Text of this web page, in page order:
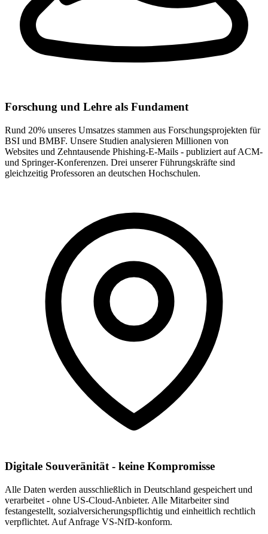
Forschung und Lehre als Fundament
Rund 20% unseres Umsatzes stammen aus Forschungsprojekten für
BSI und BMBF. Unsere Studien analysieren Millionen von
Websites und Zehntausende Phishing-E-Mails - publiziert auf ACM-
und Springer-Konferenzen. Drei unserer Führungskräfte sind
gleichzeitig Professoren an deutschen Hochschulen.
Digitale Souveränität - keine Kompromisse
Alle Daten werden ausschließlich in Deutschland gespeichert und
verarbeitet - ohne US-Cloud-Anbieter. Alle Mitarbeiter sind
festangestellt, sozialversicherungspflichtig und einheitlich rechtlich
verpflichtet. Auf Anfrage VS-NfD-konform.